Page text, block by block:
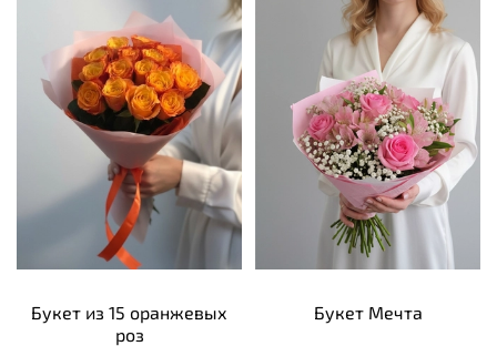
Букет из 15 оранжевых
роз
Букет Мечта